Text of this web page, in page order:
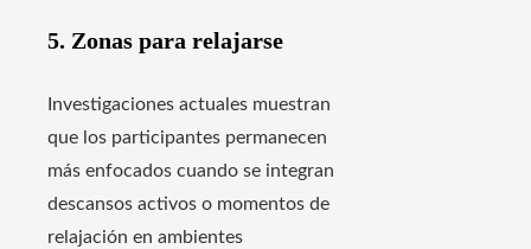
5. Zonas para relajarse
Investigaciones actuales muestran
que los participantes permanecen
más enfocados cuando se integran
descansos activos o momentos de
relajación en ambientes